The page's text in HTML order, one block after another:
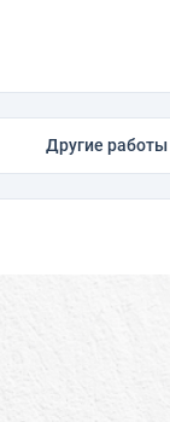
Другие работы